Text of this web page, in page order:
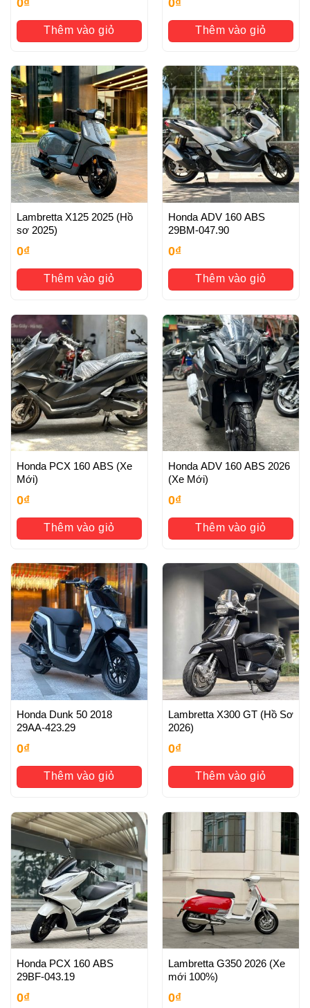
Thêm vào giỏ Thêm vào giỏ
Lambretta X125 2025 (Hồ
sơ 2025)
0₫
Thêm vào giỏ
Honda ADV 160 ABS
29BM-047.90
0₫
Thêm vào giỏ
Honda PCX 160 ABS (Xe
Mới)
0₫
Thêm vào giỏ
Honda ADV 160 ABS 2026
(Xe Mới)
0₫
Thêm vào giỏ
Honda Dunk 50 2018
29AA-423.29
0₫
Thêm vào giỏ
Lambretta X300 GT (Hồ Sơ
2026)
0₫
Thêm vào giỏ
Honda PCX 160 ABS
29BF-043.19
0₫
Lambretta G350 2026 (Xe
mới 100%)
0₫